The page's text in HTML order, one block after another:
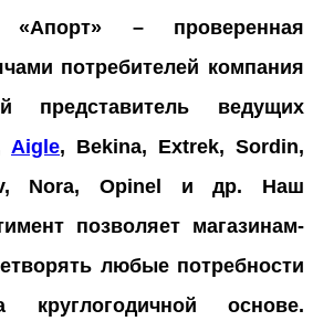
«Апорт» –проверенная
потребителей компания
представитель ведущих
Aigle, Bekina, Extrek, Sordin,
Nora, Opinel и др. Наш
позволяет магазинам-
любые потребности
круглогодичной основе.